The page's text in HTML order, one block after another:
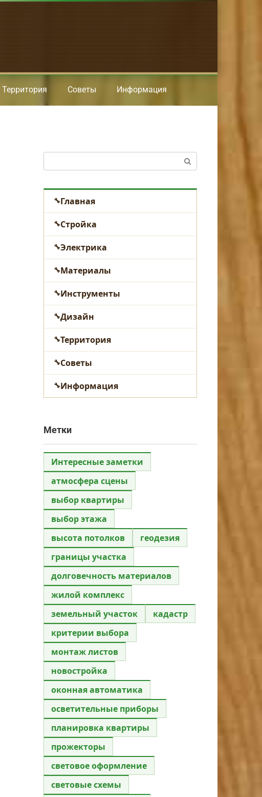
Территория Советы Информация
Главная
Стройка
Электрика
Материалы
Инструменты
Дизайн
Территория
Советы
Информация
Метки
Интересные заметки
атмосфера сцены
выбор квартиры
выбор этажа
высота потолков
геодезия
границы участка
долговечность материалов
жилой комплекс
земельный участок
кадастр
критерии выбора
монтаж листов
новостройка
оконная автоматика
осветительные приборы
планировка квартиры
прожекторы
световое оформление
световые схемы